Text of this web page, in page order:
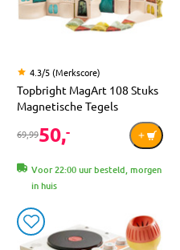
4.3/5 (Merkscore)
Topbright MagArt 108 Stuks
Magnetische Tegels
69,9950,-
Voor 22:00 uur besteld, morgen
in huis